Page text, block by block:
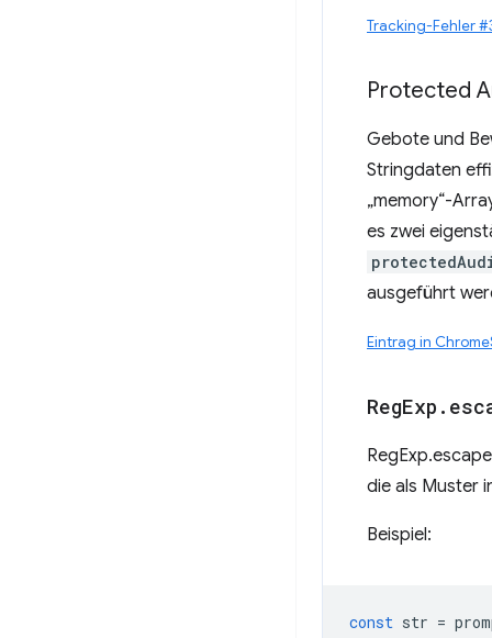
Tracking-Fehler
Protected
Gebote und
Stringdaten
„memory“-
es zwei
ausgeführt
Eintrag in
RegExp .
die als Muster
Beispiel:
const str =